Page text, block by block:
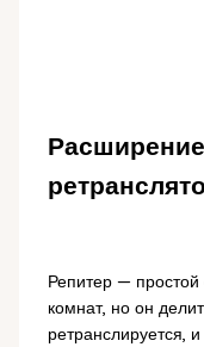
Репитер — простой
комнат, но он
ретранслируется,